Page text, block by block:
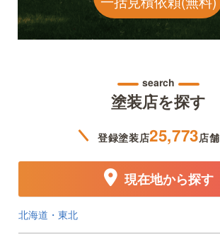
search
塗装店を探す
登録塗装店25,773店舗
北海道・東北
現在地から探す